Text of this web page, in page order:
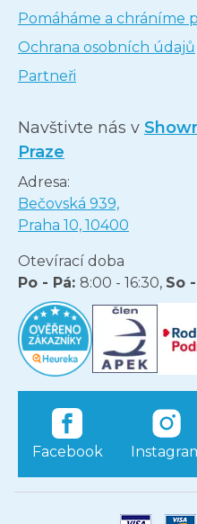
Pomáháme a chráníme
Ochrana osobních údajů
Partneři
Navštivte nás v
Praze
Adresa:
Bečovská 939,
Praha 10, 10400
Otevírací doba
Po - Pá: 8:00 - 16:30, So
Facebook